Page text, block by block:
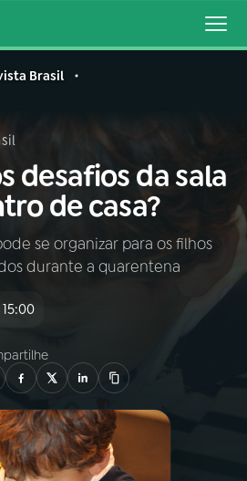
Buscar
AO VIVO
Brasil
desafios da sala
de casa?
se organizar para os filhos
durante a quarentena